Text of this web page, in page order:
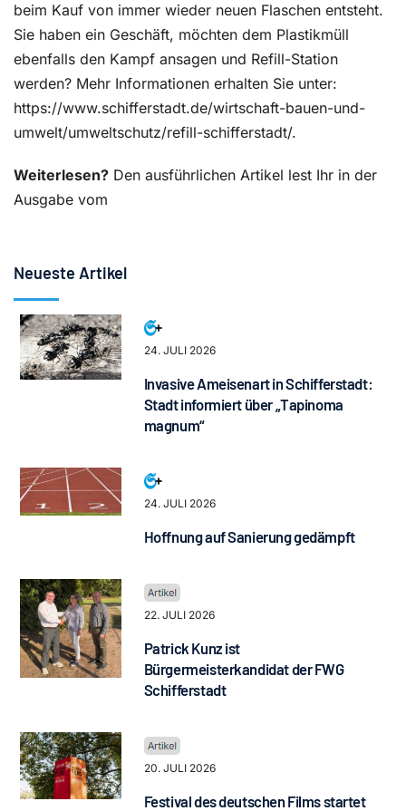
beim Kauf von immer wieder neuen Flaschen entsteht.
Sie haben ein Geschäft, möchten dem Plastikmüll
ebenfalls den Kampf ansagen und Refill-Station
werden? Mehr Informationen erhalten Sie unter:
https://www.schifferstadt.de/wirtschaft-bauen-und-
umwelt/umweltschutz/refill-schifferstadt/.
Weiterlesen? Den ausführlichen Artikel lest Ihr in der
Ausgabe vom
Neueste Artikel
24. JULI 2026
Invasive Ameisenart in Schifferstadt:
Stadt informiert über „Tapinoma
magnum“
24. JULI 2026
Hoffnung auf Sanierung gedämpft
22. JULI 2026
Patrick Kunz ist
Bürgermeisterkandidat der FWG
Schifferstadt
20. JULI 2026
Festival des deutschen Films startet